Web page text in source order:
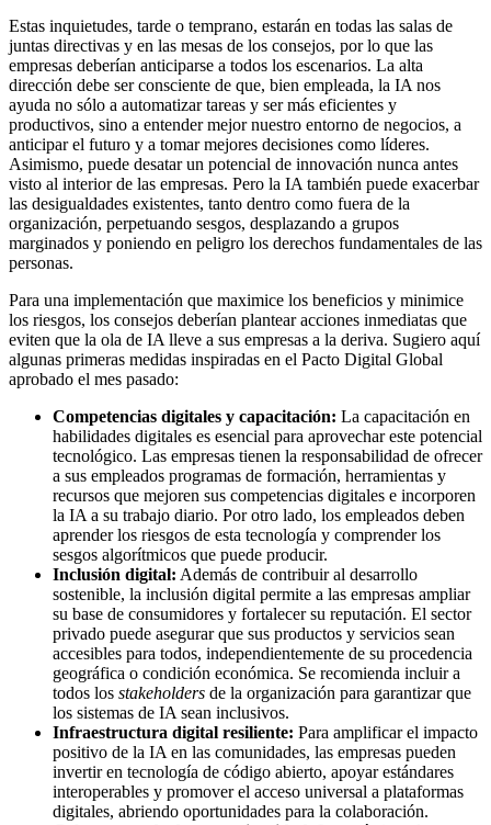
Estas inquietudes, tarde o temprano, estarán en todas las salas de
juntas directivas y en las mesas de los consejos, por lo que las
empresas deberían anticiparse a todos los escenarios. La alta
dirección debe ser consciente de que, bien empleada, la IA nos
ayuda no sólo a automatizar tareas y ser más eficientes y
productivos, sino a entender mejor nuestro entorno de negocios, a
anticipar el futuro y a tomar mejores decisiones como líderes.
Asimismo, puede desatar un potencial de innovación nunca antes
visto al interior de las empresas. Pero la IA también puede exacerbar
las desigualdades existentes, tanto dentro como fuera de la
organización, perpetuando sesgos, desplazando a grupos
marginados y poniendo en peligro los derechos fundamentales de las
personas.
Para una implementación que maximice los beneficios y minimice
los riesgos, los consejos deberían plantear acciones inmediatas que
eviten que la ola de IA lleve a sus empresas a la deriva. Sugiero aquí
algunas primeras medidas inspiradas en el Pacto Digital Global
aprobado el mes pasado:
Competencias digitales y capacitación: La capacitación en
habilidades digitales es esencial para aprovechar este potencial
tecnológico. Las empresas tienen la responsabilidad de ofrecer
a sus empleados programas de formación, herramientas y
recursos que mejoren sus competencias digitales e incorporen
la IA a su trabajo diario. Por otro lado, los empleados deben
aprender los riesgos de esta tecnología y comprender los
sesgos algorítmicos que puede producir.
Inclusión digital: Además de contribuir al desarrollo
sostenible, la inclusión digital permite a las empresas ampliar
su base de consumidores y fortalecer su reputación. El sector
privado puede asegurar que sus productos y servicios sean
accesibles para todos, independientemente de su procedencia
geográfica o condición económica. Se recomienda incluir a
todos los stakeholders de la organización para garantizar que
los sistemas de IA sean inclusivos.
Infraestructura digital resiliente: Para amplificar el impacto
positivo de la IA en las comunidades, las empresas pueden
invertir en tecnología de código abierto, apoyar estándares
interoperables y promover el acceso universal a plataformas
digitales, abriendo oportunidades para la colaboración.